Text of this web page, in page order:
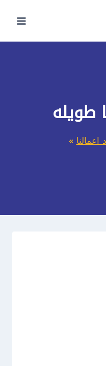
طويله
اعمالنا»